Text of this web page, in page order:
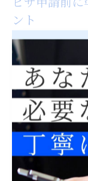
ント
ビザ申請を東京
の成否を大きく
る必要書類が存
格を確認し、ガ
が重要です。行
書類の不備や見
特に、東京出入